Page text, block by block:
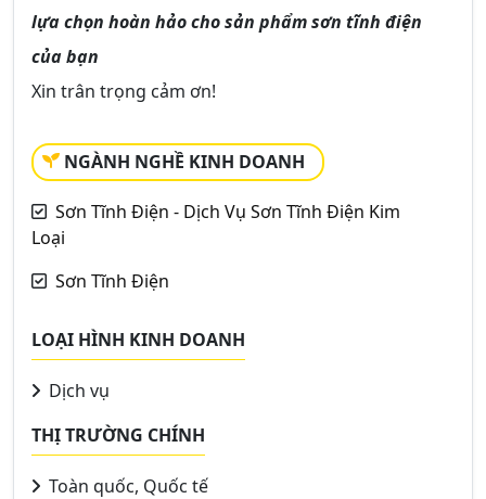
lựa chọn hoàn hảo cho sản phẩm sơn tĩnh điện
của bạn
Xin trân trọng cảm ơn!
NGÀNH NGHỀ KINH DOANH
Sơn Tĩnh Điện - Dịch Vụ Sơn Tĩnh Điện Kim
Loại
Sơn Tĩnh Điện
LOẠI HÌNH KINH DOANH
Dịch vụ
THỊ TRƯỜNG CHÍNH
Toàn quốc, Quốc tế